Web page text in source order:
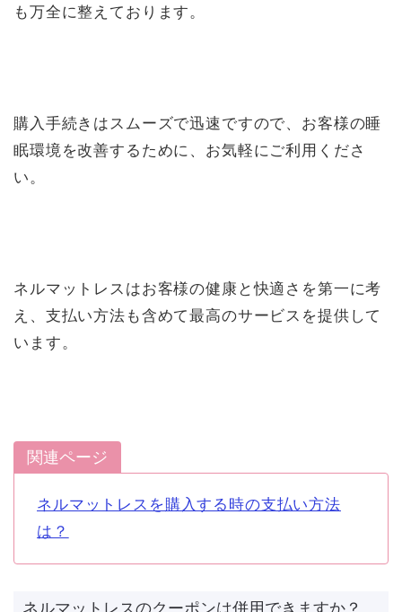
も万全に整えております。
購入手続きはスムーズで迅速ですので、お客様の睡
眠環境を改善するために、お気軽にご利用くださ
い。
ネルマットレスはお客様の健康と快適さを第一に考
え、支払い方法も含めて最高のサービスを提供して
います。
関連ページ
ネルマットレスを購入する時の支払い方法
は？
ネルマットレスのクーポンは併用できますか？